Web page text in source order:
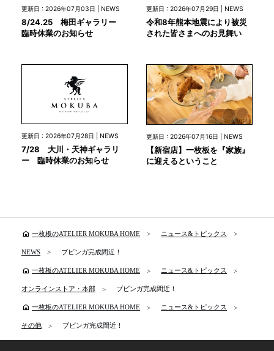
更新日 : 2026年07月03日 | NEWS
8/24.25 梅田ギャラリー
臨時休業のお知らせ
更新日 : 2026年07月29日 | NEWS
令和8年熊本地震により被災
された皆さまへのお見舞い
更新日 : 2026年07月28日 | NEWS
7/28 大川・天神ギャラリ
ー 臨時休業のお知らせ
更新日 : 2026年07月16日 | NEWS
【新宿店】一枚板を『家族』
に迎えるということ
home 一枚板のATELIER MOKUBA HOME ニュース&トピックス
NEWS ブビンガ完成間近！
home 一枚板のATELIER MOKUBA HOME ニュース&トピックス
オンラインストア・本部 ブビンガ完成間近！
home 一枚板のATELIER MOKUBA HOME ニュース&トピックス
その他 ブビンガ完成間近！